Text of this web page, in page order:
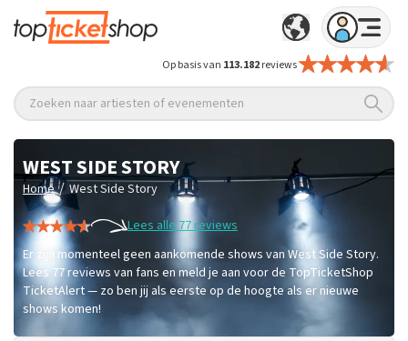
Op basis van 113.182reviews
Zoeken naar artiesten of evenementen
WEST SIDE STORY
Home / West Side Story
Lees alle 77 reviews
Er zijn momenteel geen aankomende shows van West Side Story.
Lees 77 reviews van fans en meld je aan voor de TopTicketShop
TicketAlert — zo ben jij als eerste op de hoogte als er nieuwe
shows komen!